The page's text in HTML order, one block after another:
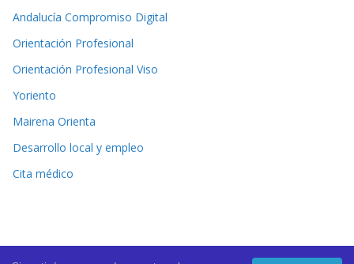
Andalucía Compromiso Digital
Orientación Profesional
Orientación Profesional Viso
Yoriento
Mairena Orienta
Desarrollo local y empleo
Cita médico